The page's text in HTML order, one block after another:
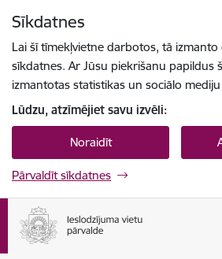
Sīkdatnes
Lai šī tīmekļvietne darbotos, tā
sīkdatnes. Ar Jūsu piekrišanu papildus
izmantotas statistikas un sociālo
Lūdzu, atzīmējiet savu izvēli:
Noraidīt
Pārvaldīt sīkdatnes